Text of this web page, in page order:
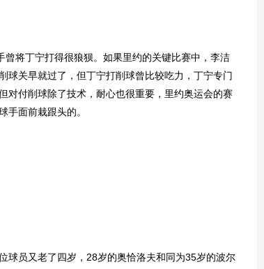
将丁宁打得很狼狈。如果里约的关键比赛中，李洁
球关早就过了，但丁宁打削球曾比较吃力，丁宁专门
对付削球除了技术，耐心也很重要，里约奥运会的赛
手面前栽跟头的。
员又老了四岁，28岁的奥恰洛夫和同为35岁的波尔